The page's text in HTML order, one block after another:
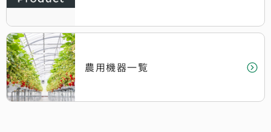
農用機器一覧